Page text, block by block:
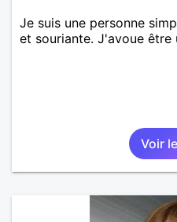
Je suis une personne
et souriante. J'avoue être
Voir